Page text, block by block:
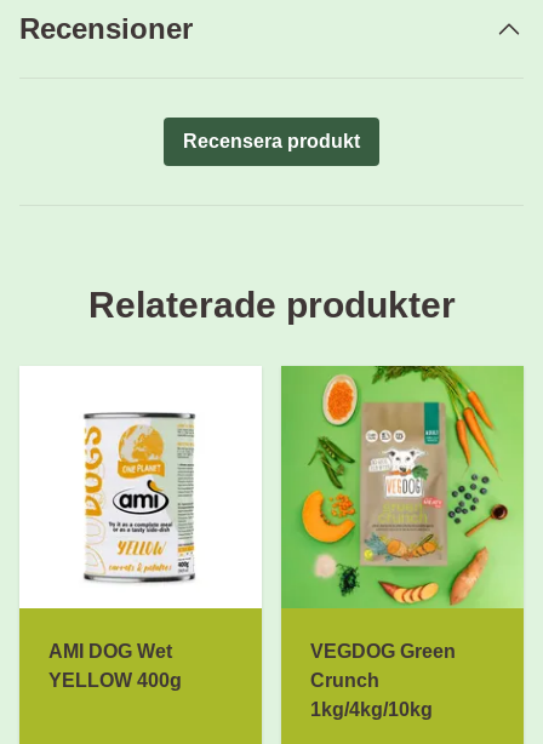
Recensioner
Recensera produkt
Relaterade produkter
AMI DOG Wet
YELLOW 400g
VEGDOG Green
Crunch
1kg/4kg/10kg